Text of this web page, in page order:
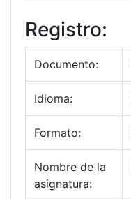
Registro:
Documento:
Idioma:
Formato:
Nombre de la
asignatura: